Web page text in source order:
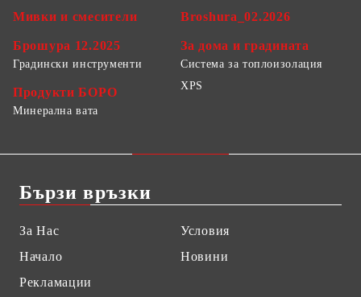
Мивки и смесители
Брошура 12.2025
Broshura_02.2026
За дома и градината
Градински инструменти
Продукти БОРО
Система за топлоизолация
XPS
Минерална вата
Бързи връзки
За Нас
Начало
Рекламации
Условия
Новини